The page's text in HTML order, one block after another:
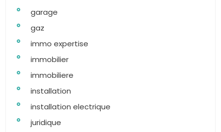
garage
gaz
immo expertise
immobilier
immobiliere
installation
installation electrique
juridique